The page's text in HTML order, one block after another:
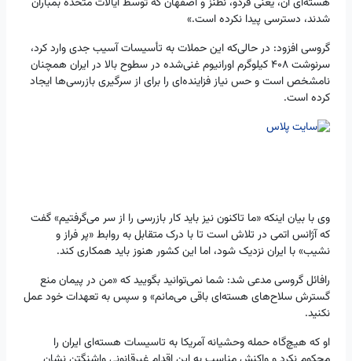
شدند، دسترسی پیدا نکرده است.»
گروسی افزود: در حالی‌که این حملات به تأسیسات آسیب جدی وارد کرد،
سرنوشت ۴۰۸ کیلوگرم اورانیوم غنی‌شده در سطوح بالا در ایران همچنان
نامشخص است و حس نیاز فزاینده‌ای را برای از سرگیری بازرسی‌ها ایجاد
کرده است.
وی با بیان اینکه «ما تاکنون نیز باید کار بازرسی را از سر می‌گرفتیم» گفت
که آژانس اتمی در تلاش است تا با درک متقابل به روابط «پر فراز و
نشیب» با ایران نزدیک شود، اما این کشور هنوز باید همکاری کند.
رافائل گروسی مدعی شد: شما نمی‌توانید بگویید که «من در پیمان منع
گسترش سلاح‌های هسته‌ای باقی می‌مانم» و سپس به تعهدات خود عمل
نکنید.
او که هیچ‌گاه حمله وحشیانه آمریکا به تاسیسات هسته‌ای ایران را